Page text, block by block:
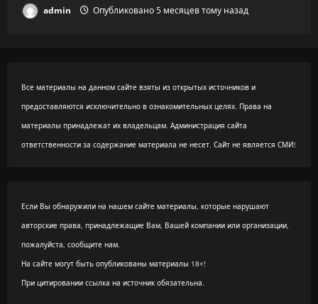
admin Опубликовано 5 месяцев тому назад
Все материалы на данном сайте взяты из открытых источников и
предоставляются исключительно в ознакомительных целях. Права на
материалы принадлежат их владельцам. Администрация сайта
ответственности за содержание материала не несет. Сайт не является СМИ!
Если Вы обнаружили на нашем сайте материалы, которые нарушают
авторские права, принадлежащие Вам, Вашей компании или организации,
пожалуйста, сообщите нам.
На сайте могут быть опубликованы материалы 18+!
При цитировании ссылка на источник обязательна.